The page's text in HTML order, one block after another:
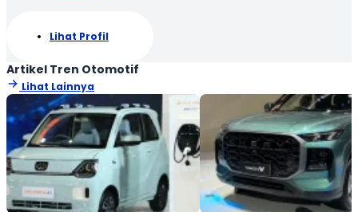
Lihat Profil
Artikel Tren Otomotif
Lihat Lainnya